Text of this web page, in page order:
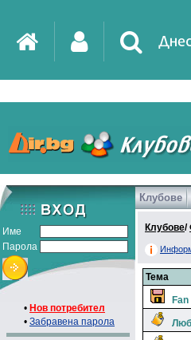
Днес
Име
Парола
• Нов потребител
• Забравена парола
Клубове
Клубове/
Тема